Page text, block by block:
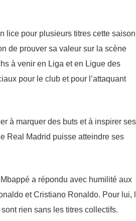
lice pour plusieurs titres cette
de prouver sa valeur sur la scène
à venir en Liga et en Ligue des
pour le club et pour l’attaquant
à marquer des buts et à inspirer ses
Real Madrid puisse atteindre ses
a répondu avec humilité aux
et Cristiano Ronaldo. Pour lui,
rien sans les titres collectifs.